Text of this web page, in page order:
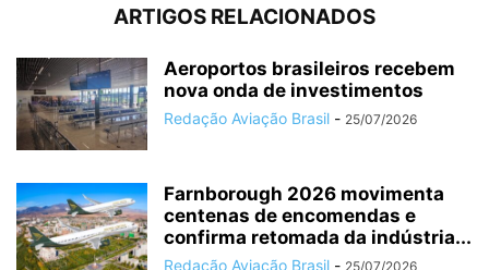
ARTIGOS RELACIONADOS
Aeroportos brasileiros recebem
nova onda de investimentos
Redação Aviação Brasil - 25/07/2026
Farnborough 2026 movimenta
centenas de encomendas e
confirma retomada da indústria...
Redação Aviação Brasil - 25/07/2026